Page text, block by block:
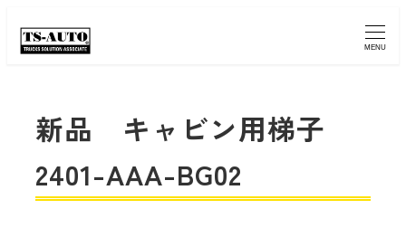
MENU
新品 キャビン用梯子
2401-AAA-BG02